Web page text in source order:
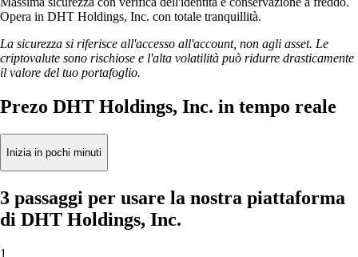
Opera in DHT Holdings, Inc. con totale tranquillità.
La sicurezza si riferisce all'accesso all'account, non agli asset. Le
criptovalute sono rischiose e l'alta volatilità può ridurre drasticamente
il valore del tuo portafoglio.
Prezo DHT Holdings, Inc. in tempo reale
Inizia in pochi minuti
3 passaggi per usare la nostra piattaforma
di DHT Holdings, Inc.
1